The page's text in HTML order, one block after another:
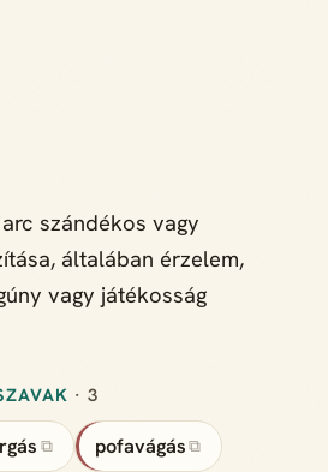
szándékos vagy
általában érzelem,
vagy játékosság
· 3
⧉ pofavágás ⧉